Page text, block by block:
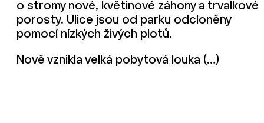
o stromy nové, květinové záhony a trvalkové
porosty. Ulice jsou od parku odcloněny
pomocí nízkých živých plotů.
Nově vznikla velká pobytová louka (…)